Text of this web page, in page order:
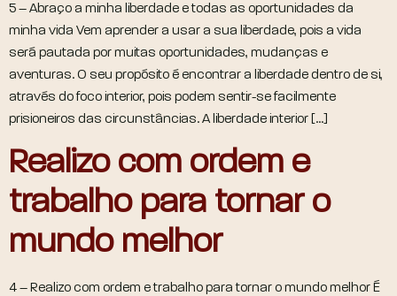
5 – Abraço a minha liberdade e todas as oportunidades da
minha vida Vem aprender a usar a sua liberdade, pois a vida
será pautada por muitas oportunidades, mudanças e
aventuras. O seu propósito é encontrar a liberdade dentro de si,
através do foco interior, pois podem sentir-se facilmente
prisioneiros das circunstâncias. A liberdade interior […]
Realizo com ordem e
trabalho para tornar o
mundo melhor
4 – Realizo com ordem e trabalho para tornar o mundo melhor É